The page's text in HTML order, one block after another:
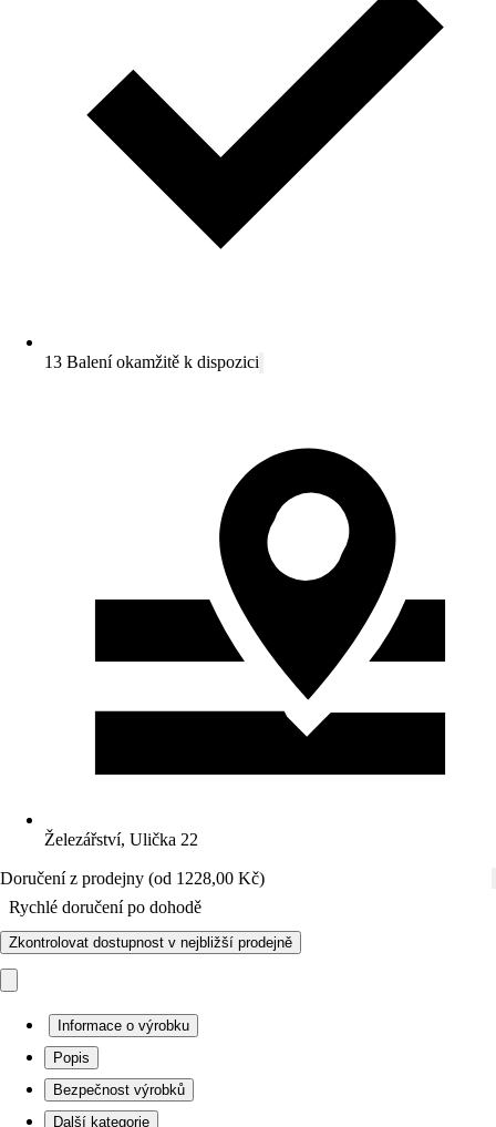
13 Balení okamžitě k dispozici
Železářství, Ulička 22
Doručení z prodejny (od 1228,00 Kč)
Rychlé doručení po dohodě
Zkontrolovat dostupnost v nejbližší prodejně
Informace o výrobku
Popis
Bezpečnost výrobků
Další kategorie